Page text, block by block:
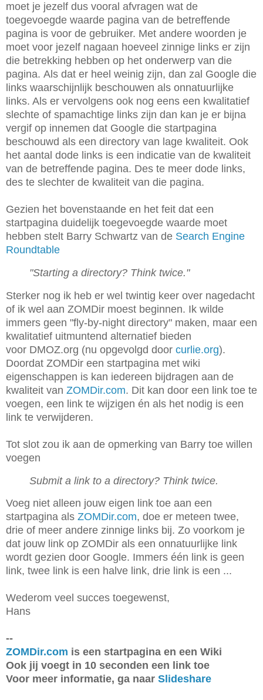
moet je jezelf dus vooral afvragen wat de
toegevoegde waarde pagina van de betreffende
pagina is voor de gebruiker. Met andere woorden je
moet voor jezelf nagaan hoeveel zinnige links er zijn
die betrekking hebben op het onderwerp van die
pagina. Als dat er heel weinig zijn, dan zal Google die
links waarschijnlijk beschouwen als onnatuurlijke
links. Als er vervolgens ook nog eens een kwalitatief
slechte of spamachtige links zijn dan kan je er bijna
vergif op innemen dat Google die startpagina
beschouwd als een directory van lage kwaliteit. Ook
het aantal dode links is een indicatie van de kwaliteit
van de betreffende pagina. Des te meer dode links,
des te slechter de kwaliteit van die pagina.
Gezien het bovenstaande en het feit dat een
startpagina duidelijk toegevoegde waarde moet
hebben stelt Barry Schwartz van de Search Engine
Roundtable
"Starting a directory? Think twice."
Sterker nog ik heb er wel twintig keer over nagedacht
of ik wel aan ZOMDir moest beginnen. Ik wilde
immers geen "fly-by-night directory" maken, maar een
kwalitatief uitmuntend alternatief bieden
voor DMOZ.org (nu opgevolgd door curlie.org).
Doordat ZOMDir een startpagina met wiki
eigenschappen is kan iedereen bijdragen aan de
kwaliteit van ZOMDir.com. Dit kan door een link toe te
voegen, een link te wijzigen én als het nodig is een
link te verwijderen.
Tot slot zou ik aan de opmerking van Barry toe willen
voegen
Submit a link to a directory? Think twice.
Voeg niet alleen jouw eigen link toe aan een
startpagina als ZOMDir.com, doe er meteen twee,
drie of meer andere zinnige links bij. Zo voorkom je
dat jouw link op ZOMDir als een onnatuurlijke link
wordt gezien door Google. Immers één link is geen
link, twee link is een halve link, drie link is een ...
Wederom veel succes toegewenst,
Hans
--
ZOMDir.com is een startpagina en een Wiki
Ook jij voegt in 10 seconden een link toe
Voor meer informatie, ga naar Slideshare